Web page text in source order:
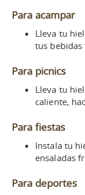
Para acampar
Lleva tu
tus bebidas
Para picnics
Lleva tu
caliente,
Para fiestas
Instala tu
ensaladas
Para deportes